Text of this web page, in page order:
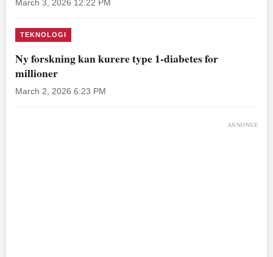
March 3, 2026 12:22 PM
TEKNOLOGI
Ny forskning kan kurere type 1-diabetes for
millioner
March 2, 2026 6:23 PM
ANNONSE